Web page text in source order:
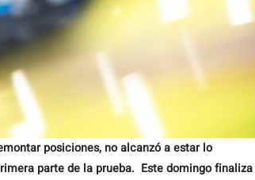
posiciones, no alcanzó a estar lo
parte de la prueba. Este domingo finaliza